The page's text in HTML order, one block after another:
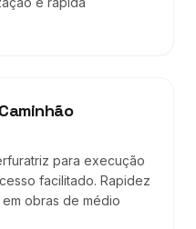
para execução
facilitado. Rapidez
obras de médio